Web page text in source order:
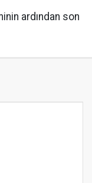
ardından son